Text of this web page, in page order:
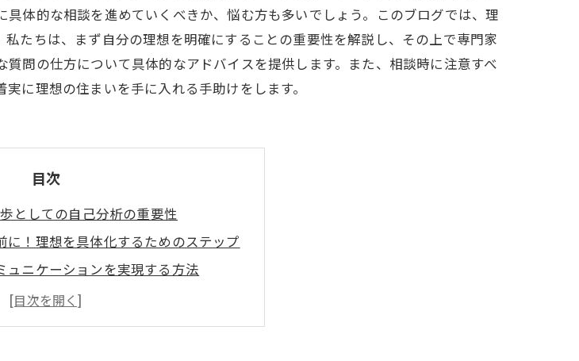
体的な相談を進めていくべきか、悩む方も多いでしょう。このブログでは、理
たちは、まず自分の理想を明確にすることの重要性を解説し、その上で専門家
問の仕方について具体的なアドバイスを提供します。また、相談時に注意すべ
に理想の住まいを手に入れる手助けをします。
目次
としての自己分析の重要性
に！理想を具体化するためのステップ
ュニケーションを実現する方法
家へ！聞くべきポイントまとめ
知識と注意点：家づくり成功の秘訣